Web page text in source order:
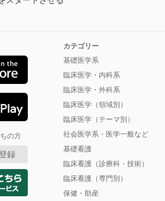
の方
録
カテゴリー
基礎医学系
臨床医学・内科系
臨床医学・外科系
臨床医学（領域別）
臨床医学（テーマ別）
社会医学系・医学一般など
基礎看護
臨床看護（診療科・技術）
臨床看護（専門別）
保健・助産